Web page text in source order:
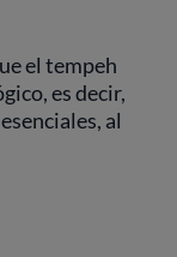
el tempeh
es decir,
al